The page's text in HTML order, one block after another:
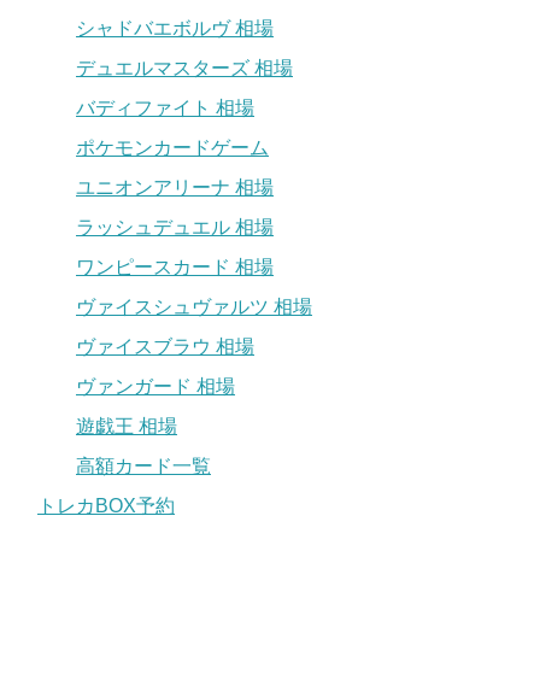
シャドバエボルヴ 相場
デュエルマスターズ 相場
バディファイト 相場
ポケモンカードゲーム
ユニオンアリーナ 相場
ラッシュデュエル 相場
ワンピースカード 相場
ヴァイスシュヴァルツ 相場
ヴァイスブラウ 相場
ヴァンガード 相場
遊戯王 相場
高額カード一覧
トレカBOX予約